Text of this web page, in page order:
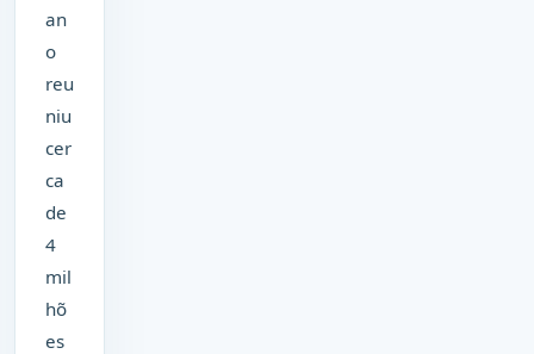
an
o
reu
niu
cer
ca
de
4
mil
hõ
es